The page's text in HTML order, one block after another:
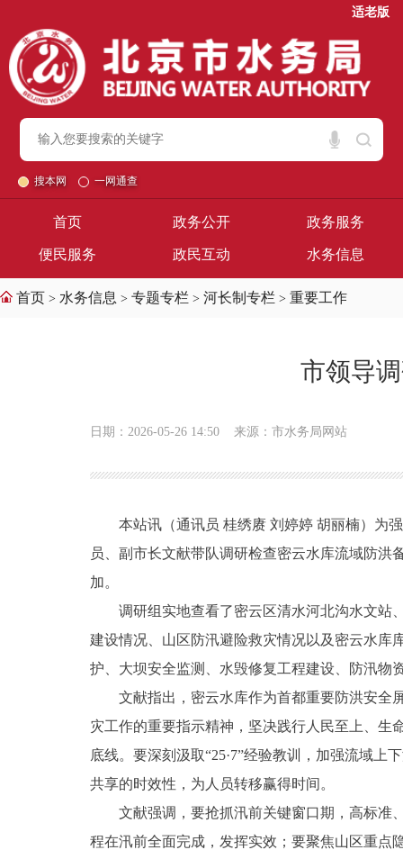
适老版
搜本网 一网通查
首页 政务公开 政务服务
便民服务 政民互动 水务信息
首页 > 水务信息 > 专题专栏 > 河长制专栏 > 重要工作
市领导
日期：2026-05-26 14:50 来源：市水务局网站
本站讯（通讯员 桂绣赓 刘婷婷 胡丽楠）为
员、副市长文献带队调研检查密云水库流域防
加。
调研组实地查看了密云区清水河北沟水文站
建设情况、山区防汛避险救灾情况以及密云水库
护、大坝安全监测、水毁修复工程建设、防汛物
文献指出，密云水库作为首都重要防洪安全
灾工作的重要指示精神，坚决践行人民至上、生
底线。要深刻汲取“25·7”经验教训，加强流域
共享的时效性，为人员转移赢得时间。
文献强调，要抢抓汛前关键窗口期，高标准
程在汛前全面完成，发挥实效；要聚焦山区重点